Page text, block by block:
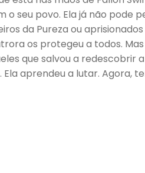
o seu povo. Ela já não pode
da Pureza ou
os protegeu a todos.
que salvou a redescobrir
Ela aprendeu a lutar. Agora,